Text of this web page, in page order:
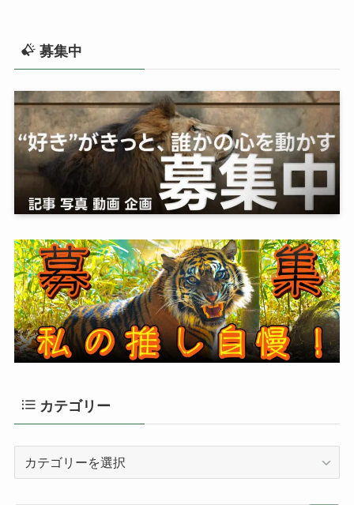
募集中
カテゴリー